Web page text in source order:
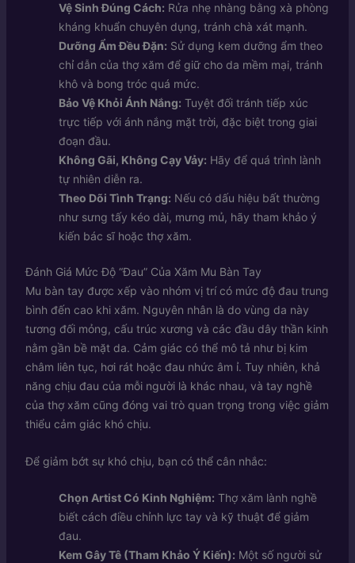
Vệ Sinh Đúng Cách: Rửa nhẹ nhàng bằng xà phòng
kháng khuẩn chuyên dụng, tránh chà xát mạnh.
Dưỡng Ẩm Đều Đặn: Sử dụng kem dưỡng ẩm theo
chỉ dẫn của thợ xăm để giữ cho da mềm mại, tránh
khô và bong tróc quá mức.
Bảo Vệ Khỏi Ánh Nắng: Tuyệt đối tránh tiếp xúc
trực tiếp với ánh nắng mặt trời, đặc biệt trong giai
đoạn đầu.
Không Gãi, Không Cạy Vảy: Hãy để quá trình lành
tự nhiên diễn ra.
Theo Dõi Tình Trạng: Nếu có dấu hiệu bất thường
như sưng tấy kéo dài, mưng mủ, hãy tham khảo ý
kiến bác sĩ hoặc thợ xăm.
Đánh Giá Mức Độ “Đau” Của Xăm Mu Bàn Tay
Mu bàn tay được xếp vào nhóm vị trí có mức độ đau trung
bình đến cao khi xăm. Nguyên nhân là do vùng da này
tương đối mỏng, cấu trúc xương và các đầu dây thần kinh
nằm gần bề mặt da. Cảm giác có thể mô tả như bị kim
châm liên tục, hơi rát hoặc đau nhức âm ỉ. Tuy nhiên, khả
năng chịu đau của mỗi người là khác nhau, và tay nghề
của thợ xăm cũng đóng vai trò quan trọng trong việc giảm
thiểu cảm giác khó chịu.
Để giảm bớt sự khó chịu, bạn có thể cân nhắc:
Chọn Artist Có Kinh Nghiệm: Thợ xăm lành nghề
biết cách điều chỉnh lực tay và kỹ thuật để giảm
đau.
Kem Gây Tê (Tham Khảo Ý Kiến): Một số người sử